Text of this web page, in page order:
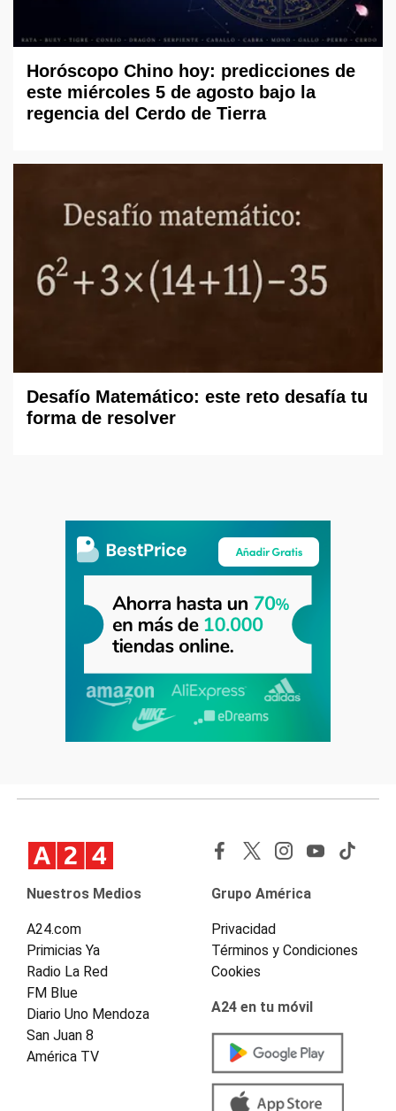
Horóscopo Chino hoy: predicciones de
este miércoles 5 de agosto bajo la
regencia del Cerdo de Tierra
Desafío Matemático: este reto desafía tu
forma de resolver
Nuestros Medios
A24.com
Primicias Ya
Radio La Red
FM Blue
Diario Uno Mendoza
San Juan 8
América TV
Grupo América
Privacidad
Términos y Condiciones
Cookies
A24 en tu móvil